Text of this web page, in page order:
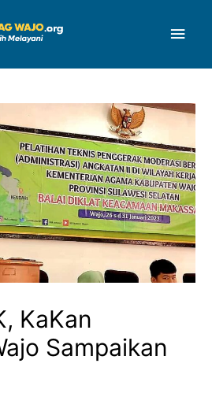
KaKan
Sampaikan